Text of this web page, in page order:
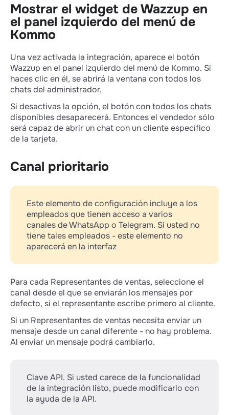
Mostrar el widget de Wazzup en
el panel izquierdo del menú de
Kommo
Una vez activada la integración, aparece el botón
Wazzup en el panel izquierdo del menú de Kommo. Si
haces clic en él, se abrirá la ventana con todos los
chats del administrador.
Si desactivas la opción, el botón con todos los chats
disponibles desaparecerá. Entonces el vendedor sólo
será capaz de abrir un chat con un cliente específico
de la tarjeta.
Canal prioritario
Este elemento de configuración incluye a los
empleados que tienen acceso a varios
canales de WhatsApp o Telegram. Si usted no
tiene tales empleados - este elemento no
aparecerá en la interfaz
Para cada Representantes de ventas, seleccione el
canal desde el que se enviarán los mensajes por
defecto, si el representante escribe primero al cliente.
Si un Representantes de ventas necesita enviar un
mensaje desde un canal diferente - no hay problema.
Al enviar un mensaje podrá cambiarlo.
Clave API. Si usted carece de la funcionalidad
de la integración listo, puede modificarlo con
la ayuda de la API.